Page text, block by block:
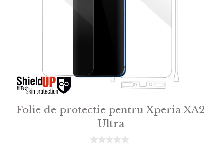
Folie de protectie pentru Xperia XA2
Ultra